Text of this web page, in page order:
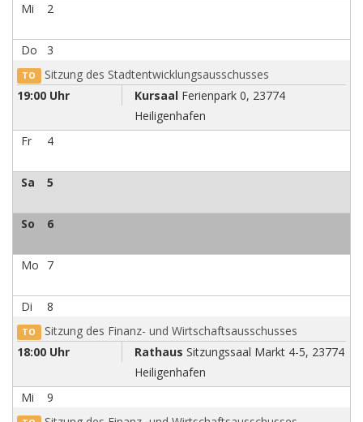
Mi
2
Do 3
TO Sitzung des Stadtentwicklungsausschusses
19:00 Uhr
Kursaal Ferienpark 0, 23774
Heiligenhafen
Fr
4
Sa 5
So 6
Mo 7
Di 8
TO Sitzung des Finanz- und Wirtschaftsausschusses
18:00 Uhr
Rathaus Sitzungssaal Markt 4-5, 23774
Heiligenhafen
Mi
9